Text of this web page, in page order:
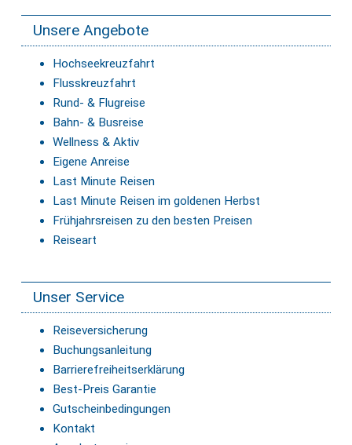
Unsere Angebote
Hochseekreuzfahrt
Flusskreuzfahrt
Rund- & Flugreise
Bahn- & Busreise
Wellness & Aktiv
Eigene Anreise
Last Minute Reisen
Last Minute Reisen im goldenen Herbst
Frühjahrsreisen zu den besten Preisen
Reiseart
Unser Service
Reiseversicherung
Buchungsanleitung
Barrierefreiheitserklärung
Best-Preis Garantie
Gutscheinbedingungen
Kontakt